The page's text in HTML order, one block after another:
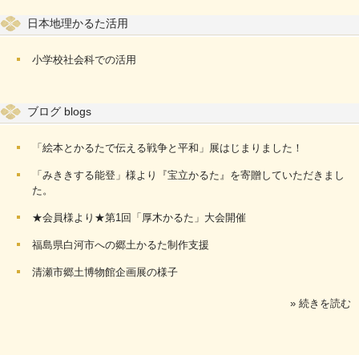
日本地理かるた活用
小学校社会科での活用
ブログ blogs
「絵本とかるたで伝える戦争と平和」展はじまりました！
「みききする能登」様より『宝立かるた』を寄贈していただきまし
た。
★会員様より★第1回「厚木かるた」大会開催
福島県白河市への郷土かるた制作支援
清瀬市郷土博物館企画展の様子
» 続きを読む